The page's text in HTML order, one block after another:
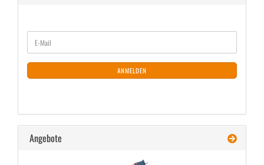
ZUR
NEWSLETTER-
ANMELDUNG
E-
Mail
ANMELDEN
Angebote